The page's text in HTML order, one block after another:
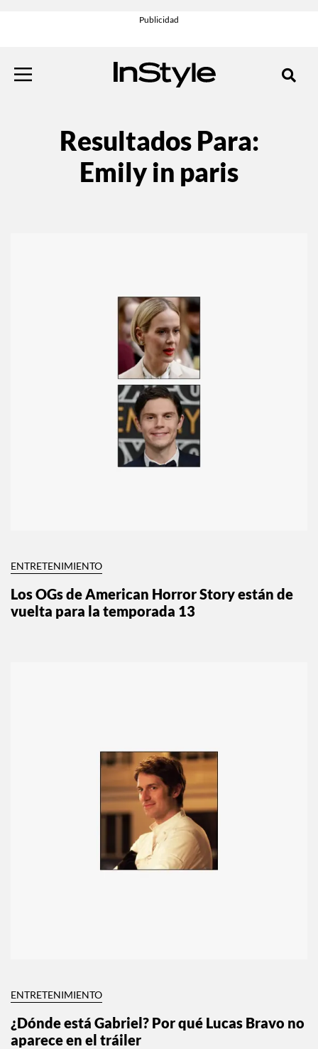
Resultados Para:
Emily in paris
ENTRETENIMIENTO
Los OGs de American Horror Story están de
vuelta para la temporada 13
ENTRETENIMIENTO
¿Dónde está Gabriel? Por qué Lucas Bravo no
aparece en el tráiler